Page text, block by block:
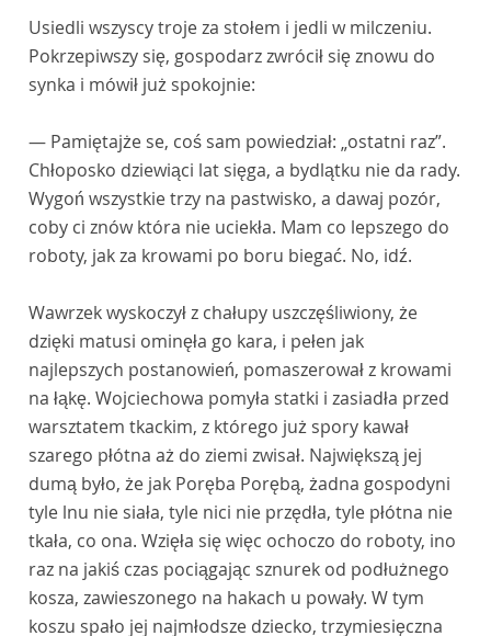
Usiedli wszyscy troje za stołem i jedli w milczeniu.
Pokrzepiwszy się, gospodarz zwrócił się znowu do
synka i mówił już spokojnie:
— Pamiętajże se, coś sam powiedział: „ostatni raz”.
Chłoposko dziewiąci lat sięga, a bydlątku nie da rady.
Wygoń wszystkie trzy na pastwisko, a dawaj pozór,
coby ci znów która nie uciekła. Mam co lepszego do
roboty, jak za krowami po boru biegać. No, idź.
Wawrzek wyskoczył z chałupy uszczęśliwiony, że
dzięki matusi ominęła go kara, i pełen jak
najlepszych postanowień, pomaszerował z krowami
na łąkę. Wojciechowa pomyła statki i zasiadła przed
warsztatem tkackim, z którego już spory kawał
szarego płótna aż do ziemi zwisał. Największą jej
dumą było, że jak Poręba Porębą, żadna gospodyni
tyle lnu nie siała, tyle nici nie przędła, tyle płótna nie
tkała, co ona. Wzięła się więc ochoczo do roboty, ino
raz na jakiś czas pociągając sznurek od podłużnego
kosza, zawieszonego na hakach u powały. W tym
koszu spało jej najmłodsze dziecko, trzymiesięczna